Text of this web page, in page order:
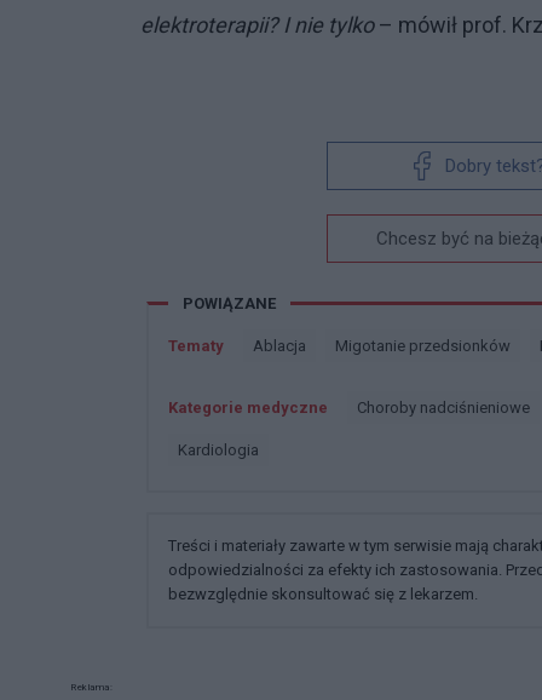
elektroterapii? I nie tylko– mówił prof.
Dobry
Chcesz być na
POWIĄZANE
Tematy Ablacja Migotanie przedsionków
Kategorie medyczne Choroby nadciśnieniowe
Kardiologia
Treści i materiały zawarte w tym serwisie mają
odpowiedzialności za efekty ich zastosowania.
bezwzględnie skonsultować się z lekarzem.
Reklama: